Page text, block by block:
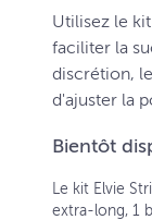
Utilisez le
faciliter la
discrétion,
d'ajuster la
Bientôt
Le kit Elvie
extra-long, 1